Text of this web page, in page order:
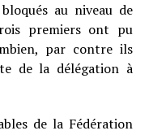
au niveau de
premiers ont pu
par contre ils
de la délégation à
de la Fédération